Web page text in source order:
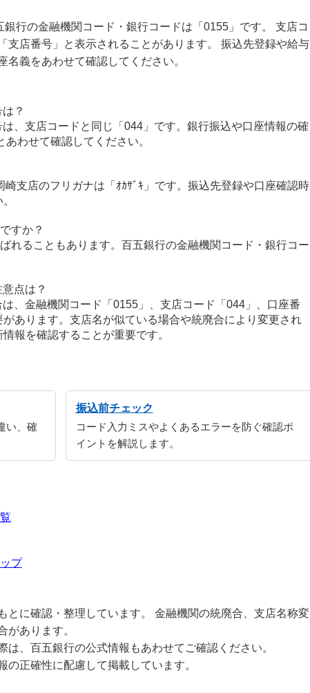
行の金融機関コード・銀行コードは「0155」です。 支店コ
支店番号」と表示されることがあります。 振込先登録や給与
義をあわせて確認してください。
？
、支店コードと同じ「044」です。銀行振込や口座情報の確
わせて確認してください。
崎支店のフリガナは「ｵｶｻﾞｷ」です。振込先登録や口座確認時
すか？
れることもあります。百五銀行の金融機関コード・銀行コー
点は？
、金融機関コード「0155」、支店コード「044」、口座番
あります。支店名が似ている場合や統廃合により変更され
報を確認することが重要です。
い、確
振込前チェック
コード入力ミスやよくあるエラーを防ぐ確認ポ
イントを解説します。
プ
とに確認・整理しています。 金融機関の統廃合、支店名称変
があります。
、百五銀行の公式情報もあわせてご確認ください。
正確性に配慮して掲載しています。